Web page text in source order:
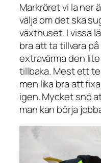
Markröret vi la ner
välja om det ska
växthuset. I vissa
bra att ta tillvara
extravärma den
tillbaka. Mest ett
men lika bra att
igen. Mycket snö
man kan börja